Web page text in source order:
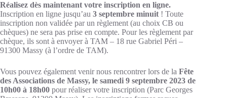
Réalisez dès maintenant votre inscription en ligne.
Inscription en ligne jusqu’au 3 septembre minuit ! Toute
inscription non validée par un règlement (au choix CB ou
chèques) ne sera pas prise en compte. Pour les règlement par
chèque, ils sont à envoyer à TAM – 18 rue Gabriel Péri –
91300 Massy (à l’ordre de TAM).
Vous pouvez également venir nous rencontrer lors de la Fête
des Associations de Massy, le samedi 9 septembre 2023 de
10h00 à 18h00 pour réaliser votre inscription (Parc Georges